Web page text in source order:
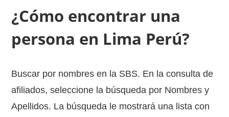
¿Cómo encontrar una
persona en Lima Perú?
Buscar por nombres en la SBS. En la consulta de
afiliados, seleccione la búsqueda por Nombres y
Apellidos. La búsqueda le mostrará una lista con